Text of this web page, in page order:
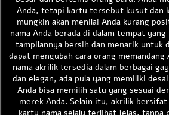
Anda, tetapi kartu tersebut kusut dan
mungkin akan menilai Anda kurang
nama Anda berada di dalam tempat yang
tampilannya bersih dan menarik untuk
dapat mengubah cara orang
nama akrilik tersedia dalam berbagai
dan elegan, ada pula yang memiliki
Anda bisa memilih satu yang sesuai
merek Anda. Selain itu, akrilik